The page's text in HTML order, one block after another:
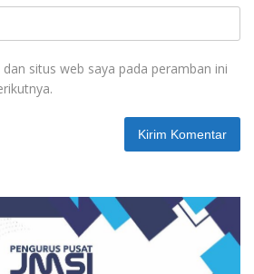
situs web saya pada peramban ini